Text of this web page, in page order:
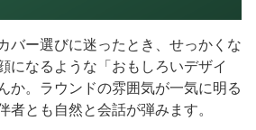
バー選びに迷ったとき、せっかくな
になるような「おもしろいデザイ
か。ラウンドの雰囲気が一気に明る
者とも自然と会話が弾みます。